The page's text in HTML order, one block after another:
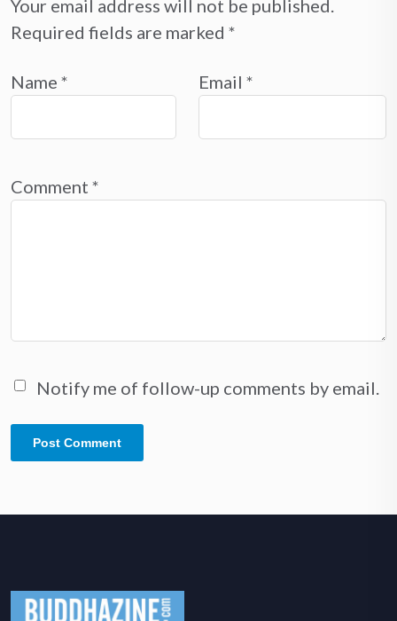
Your email address will not be published.
Required fields are marked *
Name * Email *
Comment *
Notify me of follow-up comments by email.